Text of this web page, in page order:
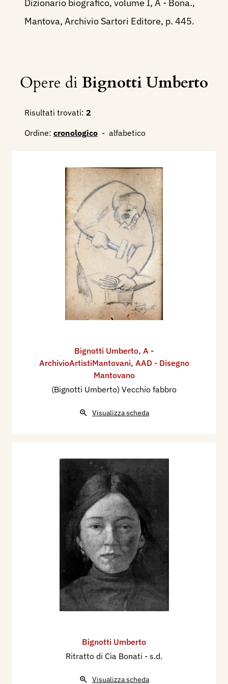
Dizionario biografico, volume I, A - Bona.,
Mantova, Archivio Sartori Editore, p. 445.
Opere diBignotti Umberto
Risultati trovati: 2
Ordine: cronologico - alfabetico
Bignotti Umberto, A -
ArchivioArtistiMantovani, AAD - Disegno
Mantovano
(Bignotti Umberto) Vecchio fabbro
Visualizza scheda
Bignotti Umberto
Ritratto di Cia Bonati - s.d.
Visualizza scheda